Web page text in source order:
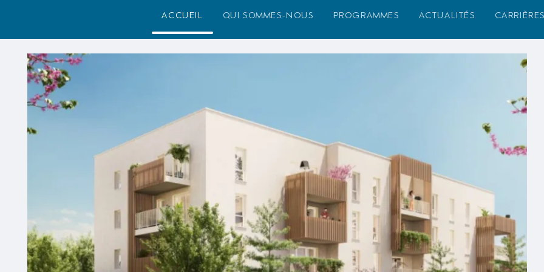
accueil qui sommes-nous programmes actualités carrières